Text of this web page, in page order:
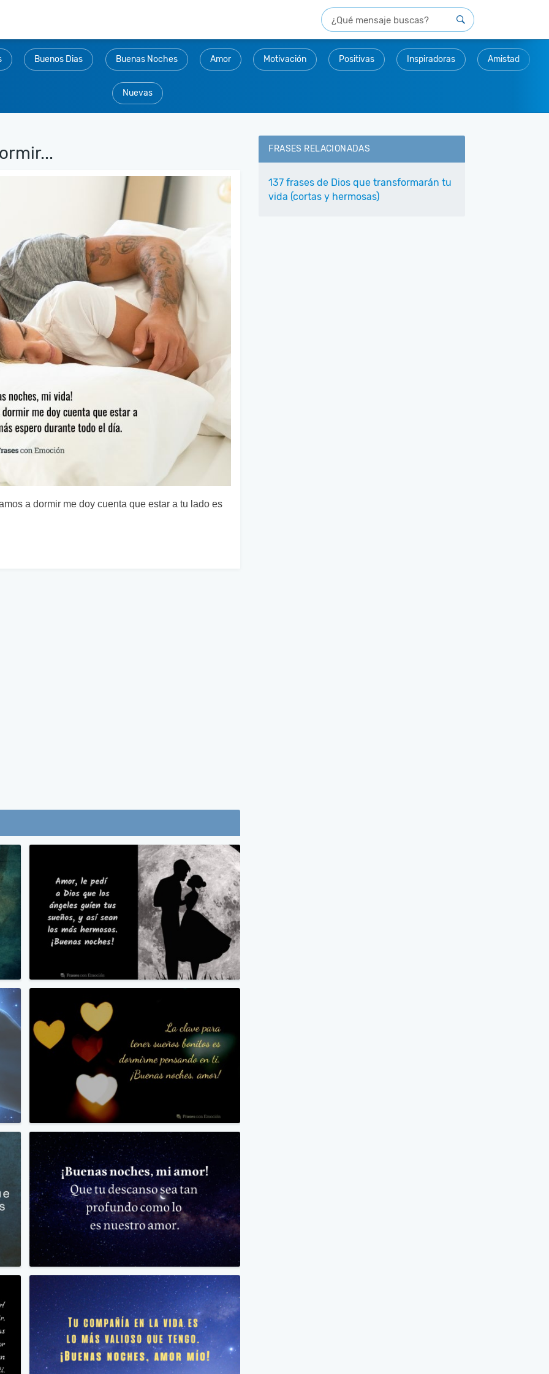
Buenos Dias Buenas Noches Amor Motivación Positivas Inspiradoras Amistad
Nuevas
a dormir me doy cuenta que estar a tu lado es
FRASES RELACIONADAS
137 frases de Dios que transformarán tu
vida (cortas y hermosas)